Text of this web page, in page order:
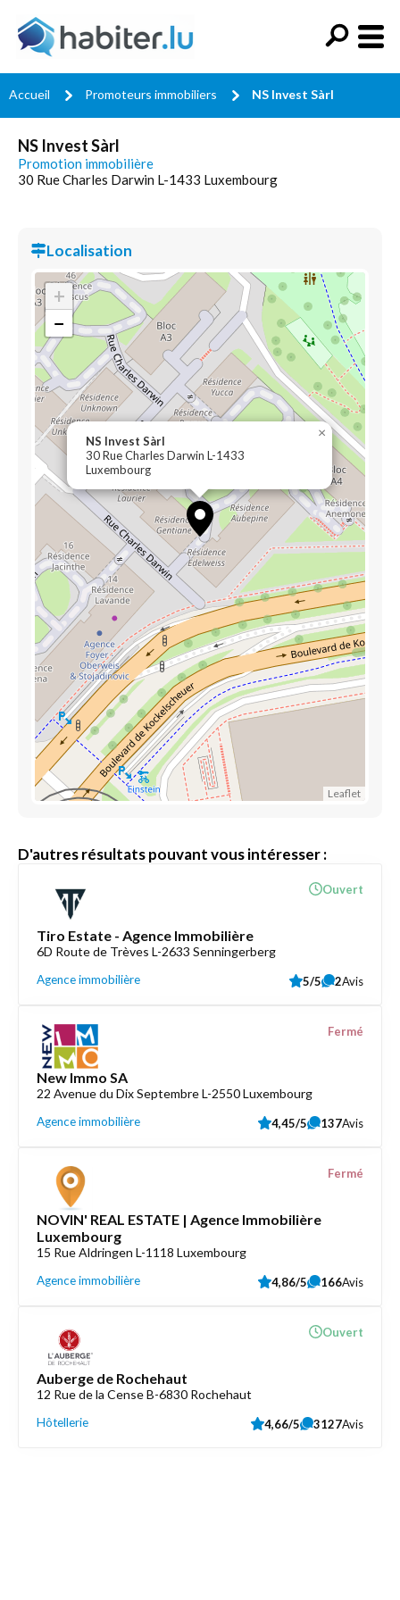
Accueil Promoteurs immobiliers NS Invest Sàrl
NS Invest Sàrl
Promotion immobilière
30 Rue Charles Darwin L-1433 Luxembourg
Localisation
NS Invest Sàrl
30 Rue Charles Darwin L-1433
Luxembourg
×
+
−
Leaflet
D'autres résultats pouvant vous intéresser :
Tiro Estate - Agence Immobilière
6D Route de Trèves L-2633 Senningerberg
Agence immobilière
Ouvert
5/5 2Avis
New Immo SA
22 Avenue du Dix Septembre L-2550 Luxembourg
Agence immobilière
Fermé
4,45/5 137Avis
NOVIN' REAL ESTATE | Agence Immobilière
Luxembourg
15 Rue Aldringen L-1118 Luxembourg
Agence immobilière
Fermé
4,86/5 166Avis
Auberge de Rochehaut
12 Rue de la Cense B-6830 Rochehaut
Hôtellerie
Ouvert
4,66/5 3127Avis